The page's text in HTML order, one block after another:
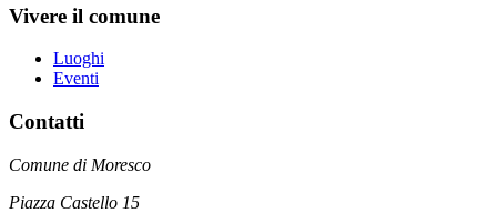
Vivere il comune
Luoghi
Eventi
Contatti
Comune di Moresco
Piazza Castello 15